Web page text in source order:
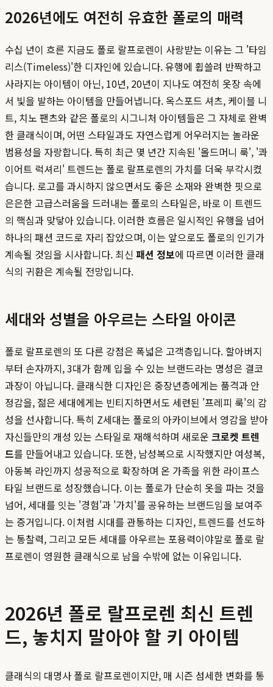
2026년에도 여전히 유효한 폴로의 매력
수십 년이 흐른 지금도 폴로 랄프로렌이 사랑받는 이유는 그 '타임
리스(Timeless)'한 디자인에 있습니다. 유행에 휩쓸려 반짝하고
사라지는 아이템이 아닌, 10년, 20년이 지나도 여전히 옷장 속에
서 빛을 발하는 아이템을 만들어냅니다. 옥스포드 셔츠, 케이블 니
트, 치노 팬츠와 같은 폴로의 시그니처 아이템들은 그 자체로 완벽
한 클래식이며, 어떤 스타일과도 자연스럽게 어우러지는 놀라운
범용성을 자랑합니다. 특히 최근 몇 년간 지속된 '올드머니 룩', '콰
이어트 럭셔리' 트렌드는 폴로 랄프로렌의 가치를 더욱 부각시켰
습니다. 로고를 과시하지 않으면서도 좋은 소재와 완벽한 핏으로
은은한 고급스러움을 드러내는 폴로의 스타일은, 바로 이 트렌드
의 핵심과 맞닿아 있습니다. 이러한 흐름은 일시적인 유행을 넘어
하나의 패션 코드로 자리 잡았으며, 이는 앞으로도 폴로의 인기가
계속될 것임을 시사합니다. 최신 패션 정보에 따르면 이러한 클래
식의 귀환은 계속될 전망입니다.
세대와 성별을 아우르는 스타일 아이콘
폴로 랄프로렌의 또 다른 강점은 폭넓은 고객층입니다. 할아버지
부터 손자까지, 3대가 함께 입을 수 있는 브랜드라는 명성은 결코
과장이 아닙니다. 클래식한 디자인은 중장년층에게는 품격과 안
정감을, 젊은 세대에게는 빈티지하면서도 세련된 '프레피 룩'의 감
성을 선사합니다. 특히 Z세대는 폴로의 아카이브에서 영감을 받아
자신들만의 개성 있는 스타일로 재해석하며 새로운 크로켓 트렌
드를 만들어내고 있습니다. 또한, 남성복으로 시작했지만 여성복,
아동복 라인까지 성공적으로 확장하며 온 가족을 위한 라이프스
타일 브랜드로 성장했습니다. 이는 폴로가 단순히 옷을 파는 것을
넘어, 세대를 잇는 '경험'과 '가치'를 공유하는 브랜드임을 보여주
는 증거입니다. 이처럼 시대를 관통하는 디자인, 트렌드를 선도하
는 통찰력, 그리고 모든 세대를 아우르는 포용력이야말로 폴로 랄
프로렌이 영원한 클래식으로 남을 수밖에 없는 이유입니다.
2026년 폴로 랄프로렌 최신 트렌
드, 놓치지 말아야 할 키 아이템
클래식의 대명사 폴로 랄프로렌이지만, 매 시즌 섬세한 변화를 통